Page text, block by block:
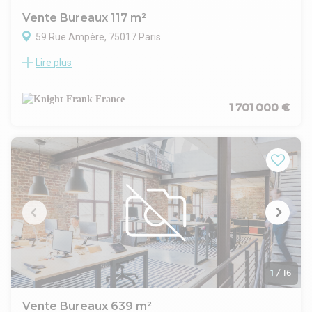
Vente Bureaux 117 m²
59 Rue Ampère, 75017 Paris
Situés rue Ampère, au coeur d'un environnement calme et
développent une surface d'environ 118 m² et bénéficient
d'un jardin privatif d'environ 38,20 m², ainsi que d'une
L'entrée s'effectue par l'immeuble situé rue Ampère, puis
par les parties communes permettant de rejoindre la
surface, située en retrait, à l'arrière du bâtiment principal.
Les locaux ont été rénovés en 2021, avec notamment
l'installation de la climatisation, la réfection de l'électricité et
la création d'une mezzanine autoporteuse d'environ 51,20
m², permettant d'optimiser les volumes existants et de tirer
parti d'une belle hauteur sous plafond d'environ 4,45 m sur la
partie avant.
Le ravalement de façade du bâtiment a récemment été
réalisé cette année.
Les bureaux, sont climatisés et comprennent
Lire plus
1 701 000 €
1 / 16
Vente Bureaux 639 m²